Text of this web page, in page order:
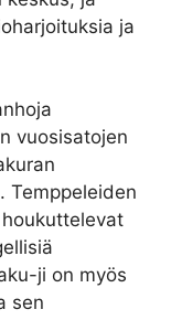
ja
vuosisatojen
Temppeleiden
ji on myös
sen